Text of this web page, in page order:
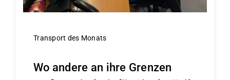
Transport des Monats
Wo andere an ihre Grenzen